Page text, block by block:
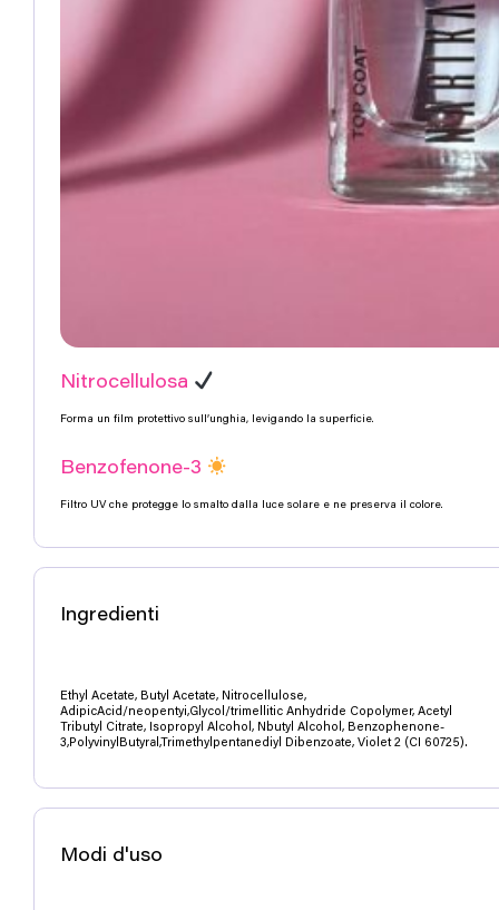
Nitrocellulosa
Forma un film protettivo sull’unghia, levigando la superficie.
Benzofenone-3
Filtro UV che protegge lo smalto dalla luce solare e ne preserva il colore.
Ingredienti
Ethyl Acetate, Butyl Acetate, Nitrocellulose,
AdipicAcid/neopentyi,Glycol/trimellitic Anhydride Copolymer, Acetyl
Tributyl Citrate, Isopropyl Alcohol, Nbutyl Alcohol, Benzophenone-
3,PolyvinylButyral,Trimethylpentanediyl Dibenzoate, Violet 2 (CI 60725).
Modi d'uso